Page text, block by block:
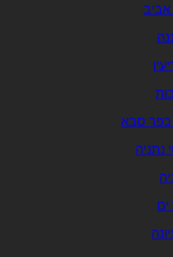
אביב
כפר סבא
נתניה